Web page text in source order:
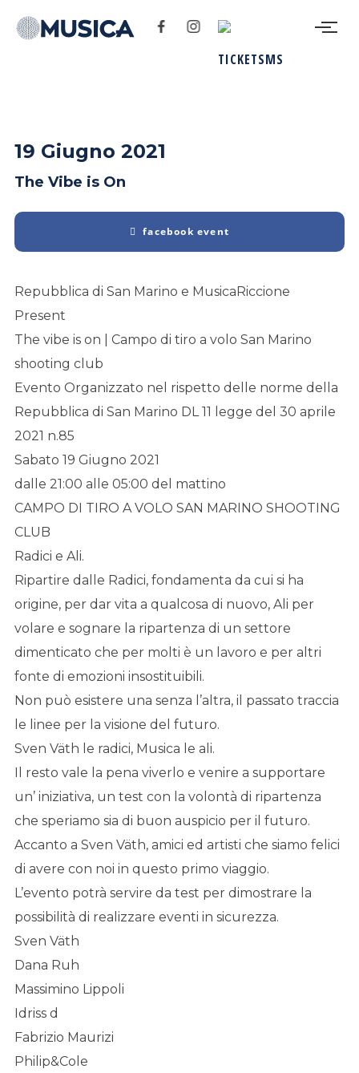
19 Giugno 2021
The Vibe is On
facebook event
Repubblica di San Marino e MusicaRiccione
Present
The vibe is on | Campo di tiro a volo San Marino
shooting club
Evento Organizzato nel rispetto delle norme della
Repubblica di San Marino DL 11 legge del 30 aprile
2021 n.85
Sabato 19 Giugno 2021
dalle 21:00 alle 05:00 del mattino
CAMPO DI TIRO A VOLO SAN MARINO SHOOTING
CLUB
Radici e Ali.
Ripartire dalle Radici, fondamenta da cui si ha
origine, per dar vita a qualcosa di nuovo, Ali per
volare e sognare la ripartenza di un settore
dimenticato che per molti è un lavoro e per altri
fonte di emozioni insostituibili.
Non può esistere una senza l’altra, il passato traccia
le linee per la visione del futuro.
Sven Väth le radici, Musica le ali.
Il resto vale la pena viverlo e venire a supportare
un’ iniziativa, un test con la volontà di ripartenza
che speriamo sia di buon auspicio per il futuro.
Accanto a Sven Väth, amici ed artisti che siamo felici
di avere con noi in questo primo viaggio.
L’evento potrà servire da test per dimostrare la
possibilità di realizzare eventi in sicurezza.
Sven Väth
Dana Ruh
Massimino Lippoli
Idriss d
Fabrizio Maurizi
Philip&Cole